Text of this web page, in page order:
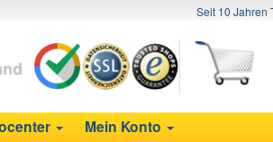
Seit 10 Jahren
Mein Konto